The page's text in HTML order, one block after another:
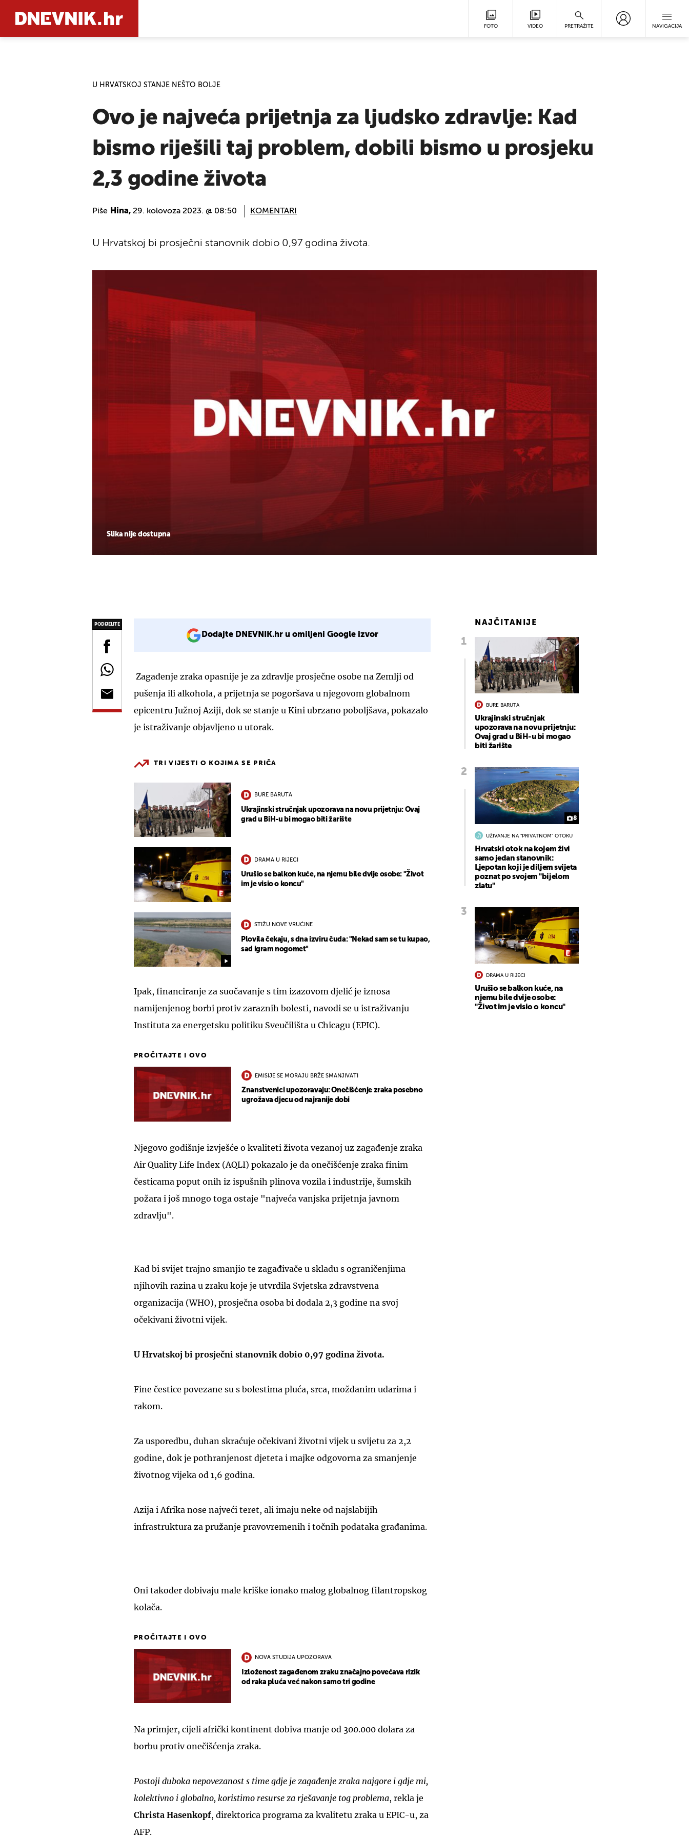
FOTO VIDEO PRETRAŽITE NAVIGACIJA
U HRVATSKOJ STANJE NEŠTO BOLJE
Ovo je najveća prijetnja za ljudsko zdravlje: Kad
bismo riješili taj problem, dobili bismo u prosjeku
2,3 godine života
Piše Hina, 29. kolovoza 2023. @ 08:50 KOMENTARI
Slika nije dostupna
U Hrvatskoj bi prosječni stanovnik dobio 0,97 godina života.
PODIJELITE
Dodajte DNEVNIK.hr u omiljeni Google izvor
Zagađenje zraka opasnije je za zdravlje prosječne osobe na Zemlji od
pušenja ili alkohola, a prijetnja se pogoršava u njegovom globalnom
epicentru Južnoj Aziji, dok se stanje u Kini ubrzano poboljšava, pokazalo
je istraživanje objavljeno u utorak.
TRI VIJESTI O KOJIMA SE PRIČA
BURE BARUTA
Ukrajinski stručnjak upozorava na novu prijetnju: Ovaj
grad u BiH-u bi mogao biti žarište
DRAMA U RIJECI
Urušio se balkon kuće, na njemu bile dvije osobe: "Život
im je visio o koncu"
STIŽU NOVE VRUĆINE
Plovila čekaju, s dna izviru čuda: "Nekad sam se tu kupao,
sad igram nogomet"
Ipak, financiranje za suočavanje s tim izazovom djelić je iznosa
namijenjenog borbi protiv zaraznih bolesti, navodi se u istraživanju
Instituta za energetsku politiku Sveučilišta u Chicagu (EPIC).
PROČITAJTE I OVO
EMISIJE SE MORAJU BRŽE SMANJIVATI
Znanstvenici upozoravaju: Onečišćenje zraka posebno
ugrožava djecu od najranije dobi
Njegovo godišnje izvješće o kvaliteti života vezanoj uz zagađenje zraka
Air Quality Life Index (AQLI) pokazalo je da onečišćenje zraka finim
česticama poput onih iz ispušnih plinova vozila i industrije, šumskih
požara i još mnogo toga ostaje "najveća vanjska prijetnja javnom
zdravlju".
Kad bi svijet trajno smanjio te zagađivače u skladu s ograničenjima
njihovih razina u zraku koje je utvrdila Svjetska zdravstvena
organizacija (WHO), prosječna osoba bi dodala 2,3 godine na svoj
očekivani životni vijek.
U Hrvatskoj bi prosječni stanovnik dobio 0,97 godina života.
Fine čestice povezane su s bolestima pluća, srca, moždanim udarima i
rakom.
Za usporedbu, duhan skraćuje očekivani životni vijek u svijetu za 2,2
godine, dok je pothranjenost djeteta i majke odgovorna za smanjenje
životnog vijeka od 1,6 godina.
Azija i Afrika nose najveći teret, ali imaju neke od najslabijih
infrastruktura za pružanje pravovremenih i točnih podataka građanima.
Oni također dobivaju male kriške ionako malog globalnog filantropskog
kolača.
PROČITAJTE I OVO
NOVA STUDIJA UPOZORAVA
Izloženost zagađenom zraku značajno povećava rizik
od raka pluća već nakon samo tri godine
Na primjer, cijeli afrički kontinent dobiva manje od 300.000 dolara za
borbu protiv onečišćenja zraka.
Postoji duboka nepovezanost s time gdje je zagađenje zraka najgore i gdje mi,
kolektivno i globalno, koristimo resurse za rješavanje tog problema, rekla je
Christa Hasenkopf, direktorica programa za kvalitetu zraka u EPIC-u, za
AFP.
NAJČITANIJE
BURE BARUTA
Ukrajinski stručnjak
upozorava na novu prijetnju:
Ovaj grad u BiH-u bi mogao
biti žarište
8
UŽIVANJE NA "PRIVATNOM" OTOKU
Hrvatski otok na kojem živi
samo jedan stanovnik:
Ljepotan koji je diljem svijeta
poznat po svojem "bijelom
zlatu"
DRAMA U RIJECI
Urušio se balkon kuće, na
njemu bile dvije osobe:
"Život im je visio o koncu"